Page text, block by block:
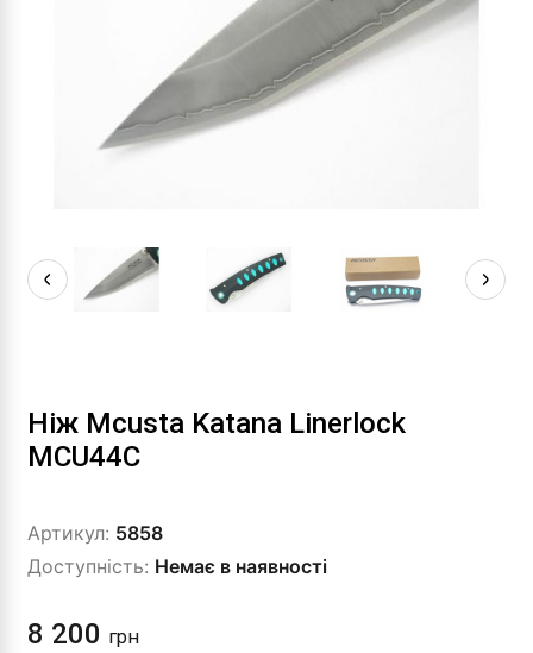
Ніж Mcusta Katana Linerlock
MCU44C
Артикул: 5858
Доступність: Немає в наявності
8 200 грн